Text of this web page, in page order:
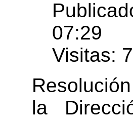
07:29
Visitas:
la